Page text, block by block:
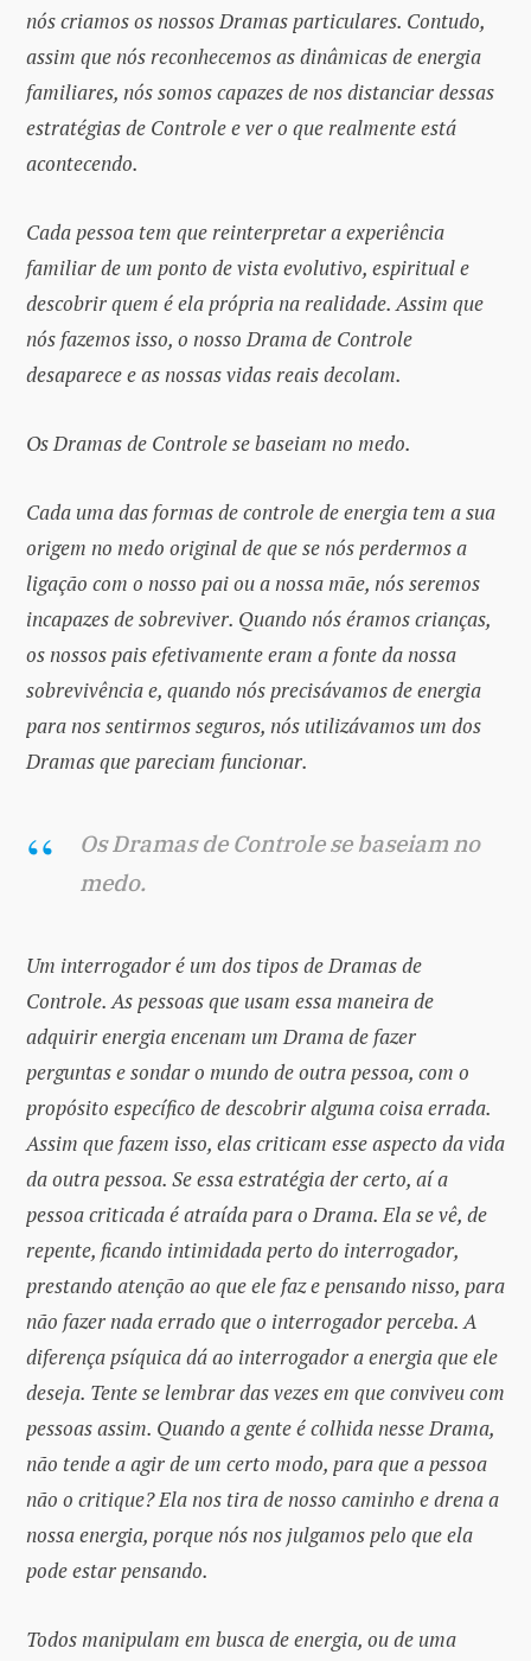
nós criamos os nossos Dramas particulares. Contudo,
assim que nós reconhecemos as dinâmicas de energia
familiares, nós somos capazes de nos distanciar dessas
estratégias de Controle e ver o que realmente está
acontecendo.
Cada pessoa tem que reinterpretar a experiência
familiar de um ponto de vista evolutivo, espiritual e
descobrir quem é ela própria na realidade. Assim que
nós fazemos isso, o nosso Drama de Controle
desaparece e as nossas vidas reais decolam.
Os Dramas de Controle se baseiam no medo.
Cada uma das formas de controle de energia tem a sua
origem no medo original de que se nós perdermos a
ligação com o nosso pai ou a nossa mãe, nós seremos
incapazes de sobreviver. Quando nós éramos crianças,
os nossos pais efetivamente eram a fonte da nossa
sobrevivência e, quando nós precisávamos de energia
para nos sentirmos seguros, nós utilizávamos um dos
Dramas que pareciam funcionar.
Os Dramas de Controle se baseiam no
medo.
Um interrogador é um dos tipos de Dramas de
Controle. As pessoas que usam essa maneira de
adquirir energia encenam um Drama de fazer
perguntas e sondar o mundo de outra pessoa, com o
propósito específico de descobrir alguma coisa errada.
Assim que fazem isso, elas criticam esse aspecto da vida
da outra pessoa. Se essa estratégia der certo, aí a
pessoa criticada é atraída para o Drama. Ela se vê, de
repente, ficando intimidada perto do interrogador,
prestando atenção ao que ele faz e pensando nisso, para
não fazer nada errado que o interrogador perceba. A
diferença psíquica dá ao interrogador a energia que ele
deseja. Tente se lembrar das vezes em que conviveu com
pessoas assim. Quando a gente é colhida nesse Drama,
não tende a agir de um certo modo, para que a pessoa
não o critique? Ela nos tira de nosso caminho e drena a
nossa energia, porque nós nos julgamos pelo que ela
pode estar pensando.
Todos manipulam em busca de energia, ou de uma